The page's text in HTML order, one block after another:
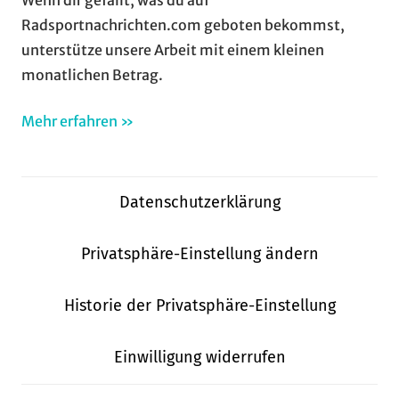
Radsportnachrichten.com geboten bekommst,
unterstütze unsere Arbeit mit einem kleinen
monatlichen Betrag.
Mehr erfahren »
Datenschutzerklärung
Privatsphäre-Einstellung ändern
Historie der Privatsphäre-Einstellung
Einwilligung widerrufen